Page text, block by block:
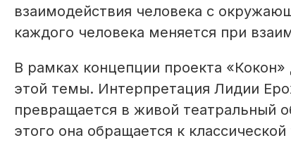
взаимодействия человека с
каждого человека меняется при
В рамках концепции проекта
этой темы. Интерпретация Лидии
превращается в живой театральный
этого она обращается к